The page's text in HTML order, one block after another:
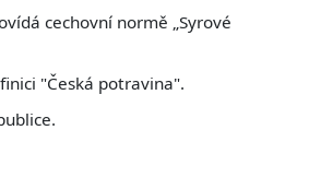
cechovní normě „Syrové
"Česká potravina".